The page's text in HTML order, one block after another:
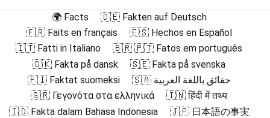
🌍 Facts
🇩🇪 Fakten auf Deutsch
🇫🇷 Faits en français
🇪🇸 Hechos en Español
🇮🇹 Fatti in Italiano
🇧🇷 🇵🇹 Fatos em português
🇩🇰 Fakta på dansk
🇸🇪 Fakta på svenska
🇫🇮 Faktat suomeksi
🇸🇦 حقائق باللغة العربية
🇬🇷 Γεγονότα στα ελληνικά
🇮🇳 हिंदी में तथ्य
🇮🇩 Fakta dalam Bahasa Indonesia
🇯🇵 日本語の事実